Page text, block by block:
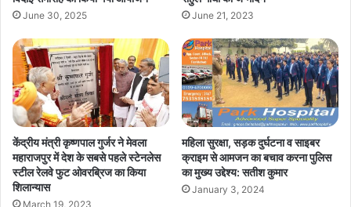
June 30, 2025 June 21, 2023
केंद्रीय मंत्री कृष्णपाल गुर्जर ने मेवला
महाराजपुर में देश के सबसे पहले स्टेनलेस
स्टील रेलवे फुट ओवरब्रिज का किया
शिलान्यास
March 19, 2023
महिला सुरक्षा, सड़क दुर्घटना व साइबर
क्राइम से आमजन का बचाव करना पुलिस
का मुख्य उद्देश्य: सतीश कुमार
January 3, 2024